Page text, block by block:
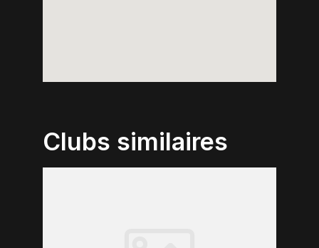
Clubs similaires